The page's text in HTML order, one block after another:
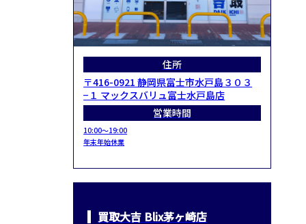
住所
〒416-0921 静岡県富士市水戸島３０３
−１ マックスバリュ富士水戸島店
営業時間
10:00～19:00
年末年始休業
買取大吉 Blix茅ヶ崎店